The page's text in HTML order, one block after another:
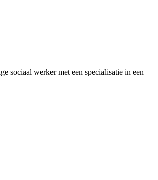
sociaal werker met een specialisatie in een